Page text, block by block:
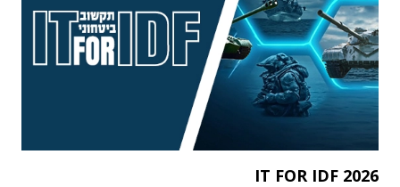
IT FOR IDF 2026